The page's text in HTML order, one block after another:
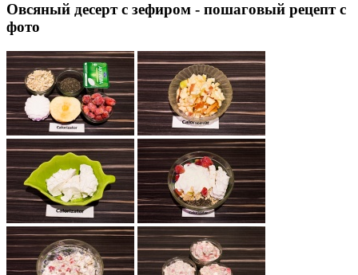
Овсяный десерт с зефиром - пошаговый рецепт с
фото